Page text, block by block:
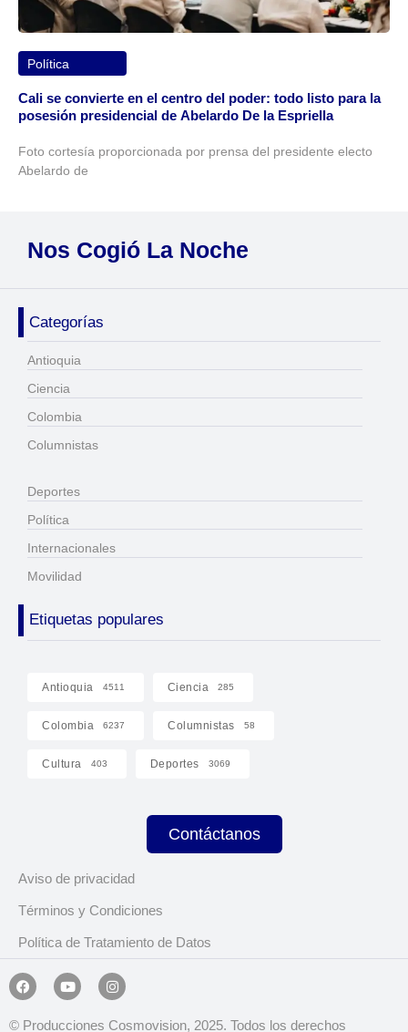
Política
Cali se convierte en el centro del poder: todo listo para la
posesión presidencial de Abelardo De la Espriella
Foto cortesía proporcionada por prensa del presidente electo
Abelardo de
Nos Cogió La Noche
Categorías
Antioquia
Ciencia
Colombia
Columnistas
Deportes
Política
Internacionales
Movilidad
Etiquetas populares
Antioquia 4511 Ciencia 285
Colombia 6237 Columnistas 58
Cultura 403 Deportes 3069
Contáctanos
Aviso de privacidad
Términos y Condiciones
Política de Tratamiento de Datos
© Producciones Cosmovision, 2025. Todos los derechos